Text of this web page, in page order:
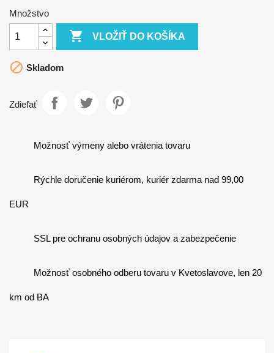
Množstvo
 VLOŽIŤ DO KOŠÍKA
 Skladom
Zdieľať
Možnosť výmeny alebo vrátenia tovaru
Rýchle doručenie kuriérom, kuriér zdarma nad 99,00
EUR
SSL pre ochranu osobných údajov a zabezpečenie
Možnosť osobného odberu tovaru v Kvetoslavove, len 20
km od BA